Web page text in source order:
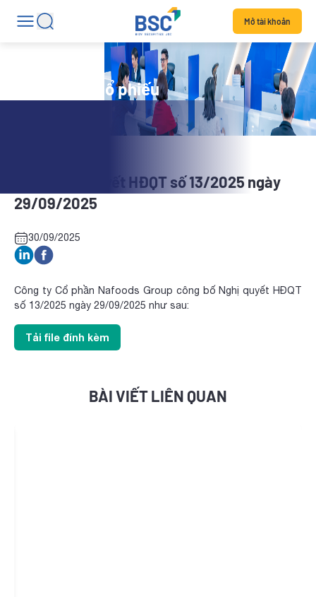
Mở tài khoản
Tin tức mã cổ phiếu
NAF: Nghị quyết HĐQT số 13/2025 ngày
29/09/2025
30/09/2025
Công ty Cổ phần Nafoods Group công bố Nghị quyết HĐQT
số 13/2025 ngày 29/09/2025 như sau:
Tải file đính kèm
BÀI VIẾT LIÊN QUAN